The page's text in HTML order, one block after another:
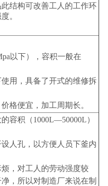
结构可改善工人的工作环
。
以下），容积一般在
用，具备了开式的维修拆
格便宜，加工周期长。
容积（1000L—50000L）
人孔，以方便人员下釜内
，对工人的劳动强度较
，所以对制造厂来说在制